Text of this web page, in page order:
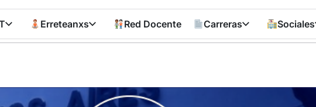
Erreteanxs Red Docente Carreras Sociales
RT